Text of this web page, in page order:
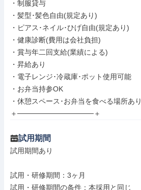
・制服貸与
・髪型･髪色自由(規定あり)
・ピアス･ネイル･ひげ自由(規定あり)
・健康診断(費用は会社負担)
・賞与年二回支給(業績による)
・昇給あり
・電子レンジ･冷蔵庫･ポット使用可能
・お弁当持参OK
・休憩スペース･お弁当を食べる場所あり
＋───────────────＋
試用期間
試用期間あり
試用・研修期間：3ヶ月